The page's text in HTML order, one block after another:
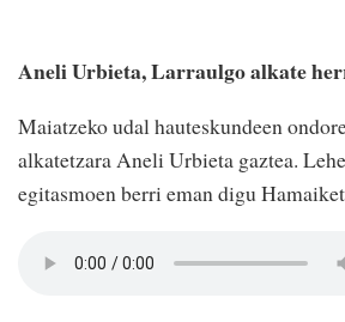
Aneli Urbieta, Larraulgo alkate
Maiatzeko udal hauteskundeen
alkatetzara Aneli Urbieta gaztea.
egitasmoen berri eman digu